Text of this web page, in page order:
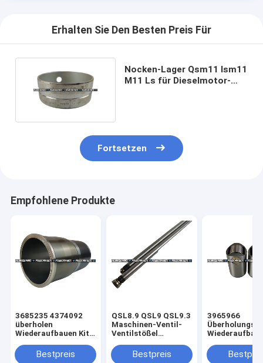
Erhalten Sie Den Besten Preis Für
Nocken-Lager Qsm11 Ism11
M11 Ls für Dieselmotor-
Fortsetzen
Empfohlene Produkte
3685235 4374092
überholen
Wiederaufbauen Kit
Qsx 15 Isx15
4376392 2881719
Bestpreis
QSL8.9 QSL9 QSL9.3
Maschinen-Ventil-
Ventilstößel
Überholungs-
Wiederaufbauen-
Bestpreis
3965966
Überholungs-
Excavator
Maschinen-